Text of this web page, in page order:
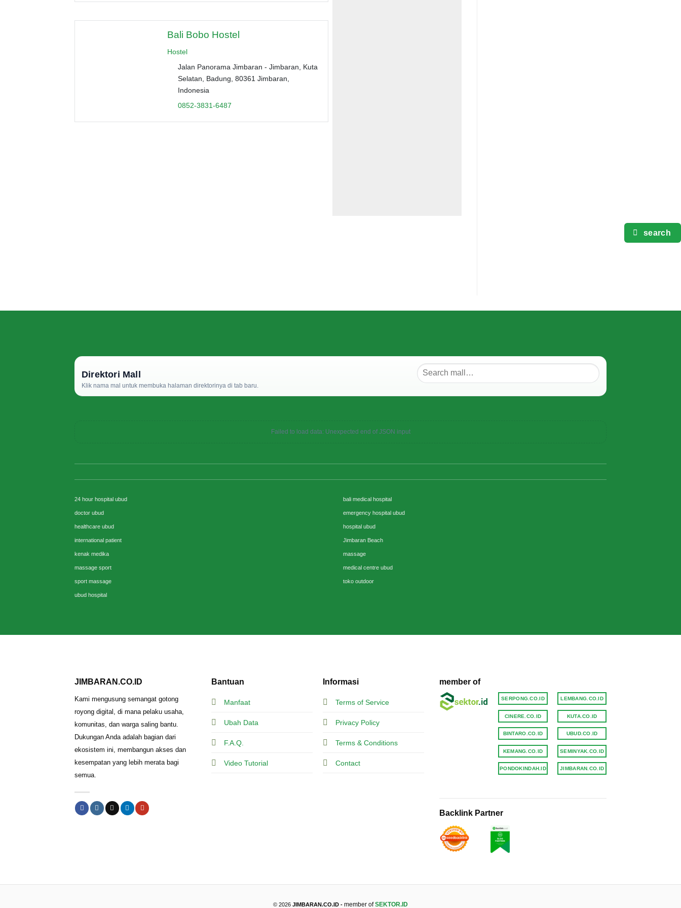
Bali Bobo Hostel
Hostel
Jalan Panorama Jimbaran - Jimbaran, Kuta
Selatan, Badung, 80361 Jimbaran,
Indonesia
0852-3831-6487
search
Direktori Mall
Klik nama mal untuk membuka halaman direktorinya di tab baru.
Failed to load data: Unexpected end of JSON input
24 hour hospital ubud bali medical hospital
doctor ubud emergency hospital ubud
healthcare ubud hospital ubud
international patient Jimbaran Beach
kenak medika massage
massage sport medical centre ubud
sport massage toko outdoor
ubud hospital
JIMBARAN.CO.ID
Kami mengusung semangat gotong
royong digital, di mana pelaku usaha,
komunitas, dan warga saling bantu.
Dukungan Anda adalah bagian dari
ekosistem ini, membangun akses dan
kesempatan yang lebih merata bagi
semua.
Bantuan
Manfaat
Ubah Data
F.A.Q.
Video Tutorial
Informasi
Terms of Service
Privacy Policy
Terms & Conditions
Contact
member of
SERPONG.CO.ID
CINERE.CO.ID
BINTARO.CO.ID
KEMANG.CO.ID
PONDOKINDAH.ID
LEMBANG.CO.ID
KUTA.CO.ID
UBUD.CO.ID
SEMINYAK.CO.ID
JIMBARAN.CO.ID
Backlink Partner
© 2026 JIMBARAN.CO.ID - member ofSEKTOR.ID